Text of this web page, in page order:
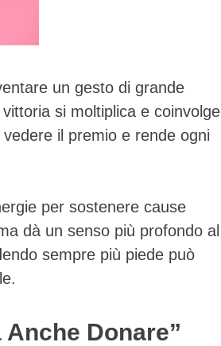
un gesto di grande
si moltiplica e coinvolge
il premio e rende ogni
per sostenere cause
dà un senso più profondo al
sempre più piede può
Donare”